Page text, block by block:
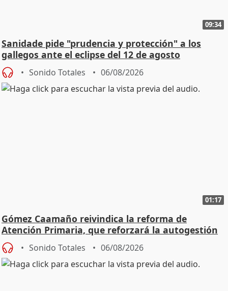
09:34
Sanidade pide "prudencia y protección" a los
gallegos ante el eclipse del 12 de agosto
Sonido Totales 06/08/2026
01:17
Gómez Caamaño reivindica la reforma de
Atención Primaria, que reforzará la autogestión
Sonido Totales 06/08/2026